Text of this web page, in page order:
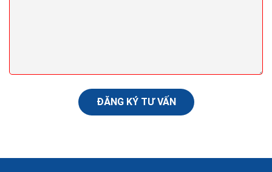
dàng. Thường thì có nhiều việc phải quản lý, mà nguồn
lực lại có hạn. Một người phải đóng...
ĐĂNG KÝ TƯ VẤN